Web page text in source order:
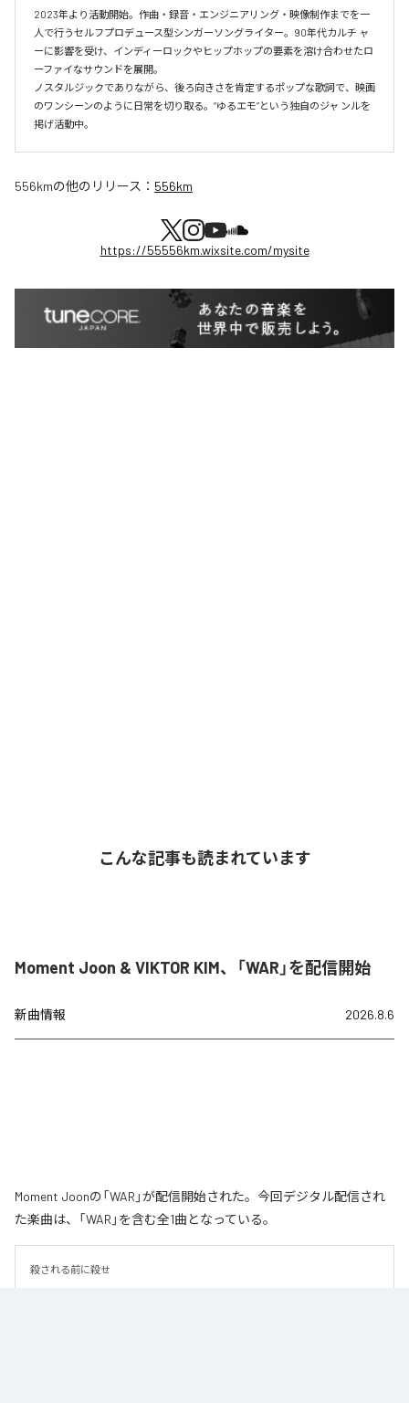
2023年より活動開始。作曲・録音・エンジニアリング・映像制作までを一
人で行うセルフプロデュース型シンガーソングライター。90年代カルチ ャ
ーに影響を受け、インディーロックやヒップホップの要素を溶け合わせたロ
ーファイなサウンドを展開。
ノスタルジックでありながら、後ろ向きさを肯定するポップな歌詞で、映画
のワンシーンのように日常を切り取る。“ゆるエモ”という独自のジャ ンルを
掲げ活動中。
556kmの他のリリース： 556km
https://55556km.wixsite.com/mysite
こんな記事も読まれています
Moment Joon & VIKTOR KIM、「WAR」を配信開始
新曲情報 2026.8.6
Moment Joonの「WAR」が配信開始された。今回デジタル配信され
た楽曲は、「WAR」を含む全1曲となっている。
殺される前に殺せ